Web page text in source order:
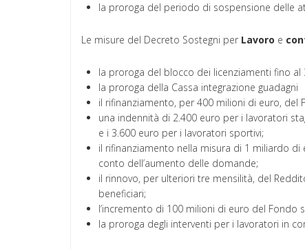
la proroga del periodo di sospensione delle
Le misure del Decreto Sostegni per Lavoro e
la proroga del blocco dei licenziamenti fino al
la proroga della Cassa integrazione guadagni
il rifinanziamento, per 400 milioni di euro,
una indennità di 2.400 euro per i lavoratori
e i 3.600 euro per i lavoratori sportivi;
il rifinanziamento nella misura di 1 miliardo
conto dell’aumento delle domande;
il rinnovo, per ulteriori tre mensilità, del
beneficiari;
l’incremento di 100 milioni di euro del
la proroga degli interventi per i lavoratori in